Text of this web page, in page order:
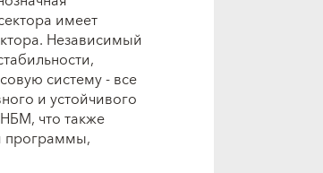
имеет
Независимый
систему - все
и устойчивого
что также
программы,